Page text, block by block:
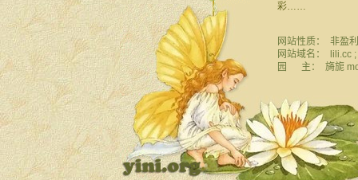
彩……
网站性质： 非盈
网站域名： lili.cc
园 主： 旖旎